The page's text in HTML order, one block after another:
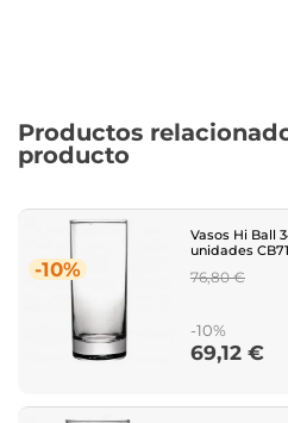
Productos
producto
-10%
Vasos Hi Ball
unidades
Regular
76,80 €
-10%
Price
69,12 €